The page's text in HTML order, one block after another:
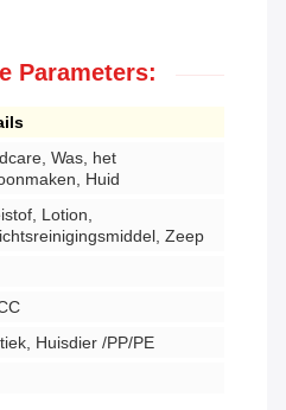
Parameters:
Was, het
Huid
Lotion,
Zeep
Huisdier /PP/PE